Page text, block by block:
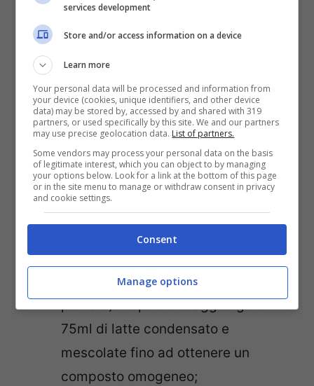
saleq.b.
burroq.b.
Procedimento
Durante la preparazione del dolce,
imburrate unostampo di 23cm di
diametro e preriscaldate ilforno a
180 gradi;
Sbriciolate i biscotti a vostro
piacimento (alcuni gradiscono una
base più grossolana, altri riducono
invece l’ingrediente secco in
polvere). Dopodiché aggiungere
75ml di latte condensato e
mescolate fino ad ottenere un
composto omogeneo;
services development
Store and/or access information on a device
Learn more
Your personal data will be processed and information from
your device (cookies, unique identifiers, and other device
data) may be stored by, accessed by and shared with 319
partners, or used specifically by this site. We and our partners
may use precise geolocation data. List of partners.
Some vendors may process your personal data on the basis
of legitimate interest, which you can object to by managing
your options below. Look for a link at the bottom of this page
or in the site menu to manage or withdraw consent in privacy
and cookie settings.
Consent
Manage options